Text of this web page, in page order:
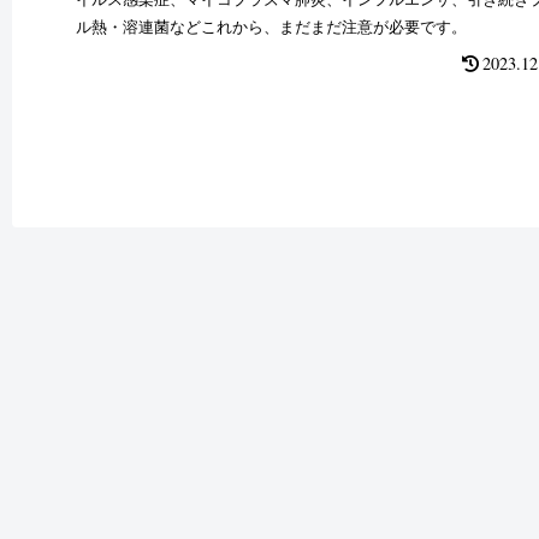
ル熱・溶連菌などこれから、まだまだ注意が必要です。